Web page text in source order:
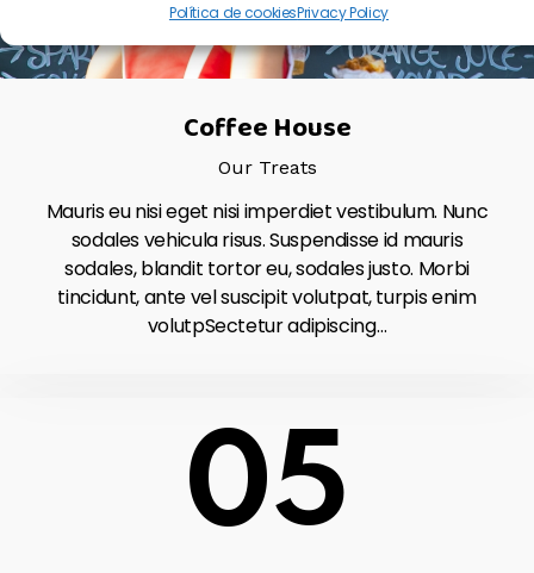
Política de cookiesPrivacy Policy
Coffee House
Our Treats
Mauris eu nisi eget nisi imperdiet vestibulum. Nunc
sodales vehicula risus. Suspendisse id mauris
sodales, blandit tortor eu, sodales justo. Morbi
tincidunt, ante vel suscipit volutpat, turpis enim
volutpSectetur adipiscing…
05